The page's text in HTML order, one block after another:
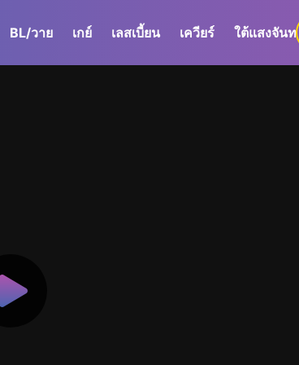
BL/วาย เกย์ เลสเบี้ยน เควียร์ ใต้แสงจันทร์